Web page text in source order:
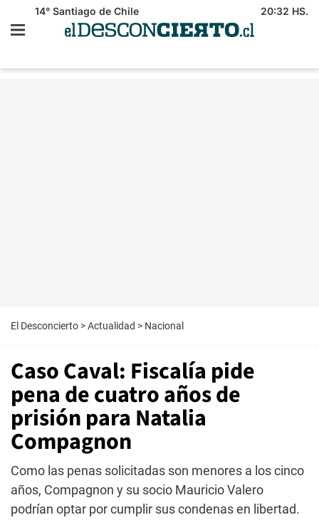
14° Santiago de Chile 20:32 HS.
El Desconcierto >Actualidad > Nacional
Caso Caval: Fiscalía pide
pena de cuatro años de
prisión para Natalia
Compagnon
Como las penas solicitadas son menores a los cinco
años, Compagnon y su socio Mauricio Valero
podrían optar por cumplir sus condenas en libertad.